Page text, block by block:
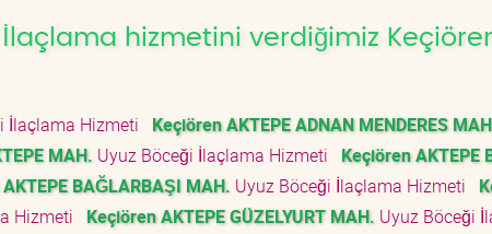
hizmetini verdiğimiz
İlaçlama Hizmeti Keçiören AKTEPE ADNAN MENDERES
MAH. Uyuz Böceği İlaçlama Hizmeti
Keçiören AKTEPE
BAĞLARBAŞI MAH. Uyuz Böceği İlaçlama Hizmeti
Hizmeti Keçiören AKTEPE GÜZELYURT MAH. Uyuz Böceği